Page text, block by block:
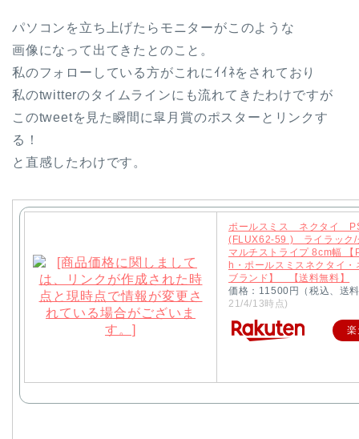
パソコンを立ち上げたらモニターがこのような
画像になって出てきたとのこと。
私のフォローしている方がこれにｲｲﾈをされており
私のtwitterのタイムラインにも流れてきたわけですが
このtweetを見た瞬間に皐月賞のポスターとリンクす
る！
と直感したわけです。
ポールスミス ネクタイ
(FLUX62-59 ) ライラック/
マルチストライプ 8cm幅
h・ポールスミスネクタイ・
ブランド】 【送料無料】
価格：11500円（税込、送
21/4/13時点)